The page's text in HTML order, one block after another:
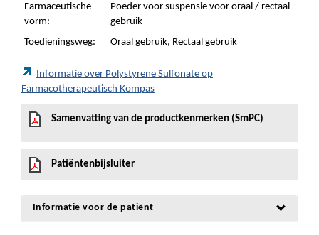
Farmaceutische
vorm:
Poeder voor suspensie voor oraal / rectaal
gebruik
Toedieningsweg:
Oraal gebruik, Rectaal gebruik
Informatie over Polystyrene Sulfonate op
Farmacotherapeutisch Kompas
Samenvatting van de productkenmerken (SmPC)
Patiëntenbijsluiter
Informatie voor de patiënt